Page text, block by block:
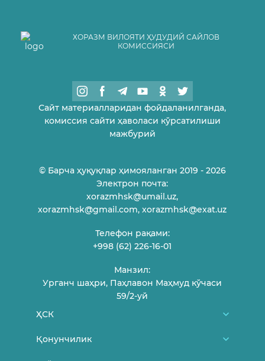
ХОРАЗМ ВИЛОЯТИ ҲУДУДИЙ САЙЛОВ
КОМИССИЯСИ
Сайт материалларидан фойдаланилганда,
комиссия сайти ҳаволаси кўрсатилиши
мажбурий
© Барча ҳуқуқлар ҳимояланган 2019 - 2026
Электрон почта:
xorazmhsk@umail.uz,
xorazmhsk@gmail.com, xorazmhsk@exat.uz
Телефон рақами:
+998 (62) 226-16-01
Манзил:
Урганч шаҳри, Паҳлавон Маҳмуд кўчаси
59/2-уй
ҲСК
Биз ҳақимизда
Қонунчилик